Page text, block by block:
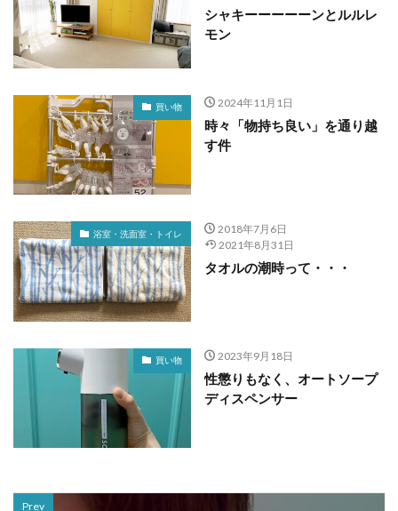
シャキーーーーーンとルルレ
モン
買い物 2024年11月1日
時々「物持ち良い」を通り越
す件
浴室・洗面室・トイレ
2018年7月6日
2021年8月31日
タオルの潮時って・・・
買い物 2023年9月18日
性懲りもなく、オートソープ
ディスペンサー
Prev